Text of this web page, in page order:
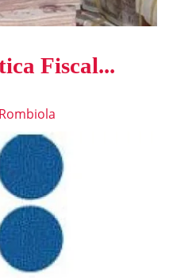
Fiscal...